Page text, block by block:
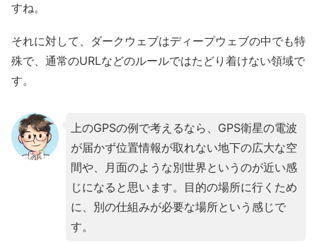
すね。
それに対して、ダークウェブはディープウェブの中でも特
殊で、通常のURLなどのルールではたどり着けない領域で
す。
上のGPSの例で考えるなら、GPS衛星の電波
が届かず位置情報が取れない地下の広大な空
間や、月面のような別世界というのが近い感
じになると思います。目的の場所に行くため
に、別の仕組みが必要な場所という感じで
す。